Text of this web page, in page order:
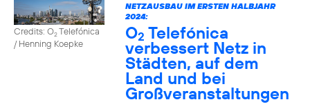
Credits: O2Telefónica
/ Henning Koepke
NETZAUSBAU IM ERSTEN HALBJAHR
2024:
O2 Telefónica
verbessert Netz in
Städten, auf dem
Land und bei
Großveranstaltungen